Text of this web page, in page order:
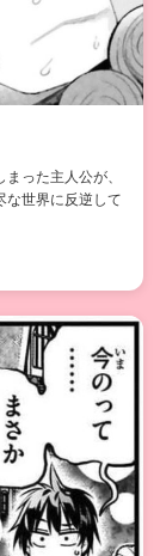
った主人公が、
な世界に反逆して